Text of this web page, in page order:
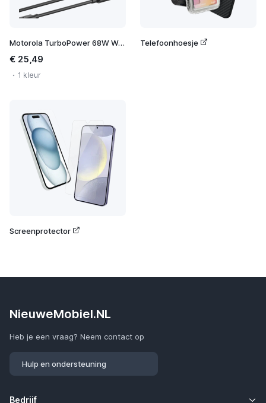
Motorola TurboPower 68W Wall Charger
€ 25,49
1 kleur
Telefoonhoesje
Screenprotector
NieuweMobiel.NL
Heb je een vraag? Neem contact op
Hulp en ondersteuning
Bedrijf